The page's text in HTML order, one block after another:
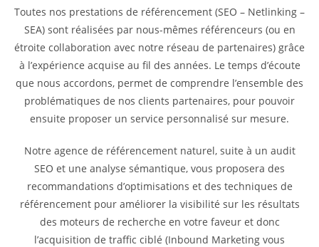
Toutes nos prestations de référencement (SEO – Netlinking –
SEA) sont réalisées par nous-mêmes référenceurs (ou en
étroite collaboration avec notre réseau de partenaires) grâce
à l’expérience acquise au fil des années. Le temps d’écoute
que nous accordons, permet de comprendre l’ensemble des
problématiques de nos clients partenaires, pour pouvoir
ensuite proposer un service personnalisé sur mesure.
Notre agence de référencement naturel, suite à un audit
SEO et une analyse sémantique, vous proposera des
recommandations d’optimisations et des techniques de
référencement pour améliorer la visibilité sur les résultats
des moteurs de recherche en votre faveur et donc
l’acquisition de traffic ciblé (Inbound Marketing vous